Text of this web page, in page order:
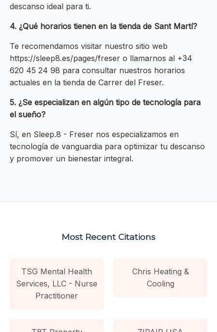
descanso ideal para ti.
4. ¿Qué horarios tienen en la tienda de Sant Martí?
Te recomendamos visitar nuestro sitio web
https://sleep8.es/pages/freser o llamarnos al +34
620 45 24 98 para consultar nuestros horarios
actuales en la tienda de Carrer del Freser.
5. ¿Se especializan en algún tipo de tecnología para
el sueño?
Sí, en Sleep.8 - Freser nos especializamos en
tecnología de vanguardia para optimizar tu descanso
y promover un bienestar integral.
Most Recent Citations
TSG Mental Health
Services, LLC - Nurse
Practitioner
Chris Heating &
Cooling